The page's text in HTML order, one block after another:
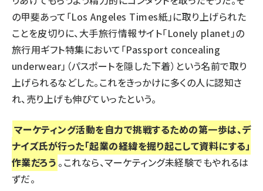
の甲斐あって「Los Angeles Times紙」に取り上げられた
ことを皮切りに、大手旅行情報サイト「Lonely planet」の
旅行用ギフト特集において「Passport concealing
underwear」（パスポートを隠した下着）という名前で取り
上げられるなどした。これをきっかけに多くの人に認知さ
れ、売り上げも伸びていったという。
マーケティング活動を自力で挑戦するための第一歩は、デ
ナイズ氏が行った「起業の経緯を掘り起こして資料にする」
作業だろう 。これなら、マーケティング未経験でもやれるは
ずだ。